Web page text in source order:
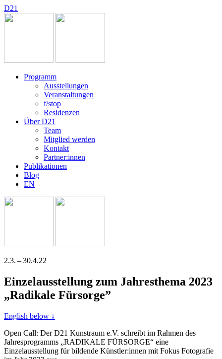
D21
Programm
Ausstellungen
Veranstaltungen
f/stop
Residenzen
Über D21
Team
Mitglied werden
Kontakt
Partner:innen
Publikationen
Blog
EN
2.3. – 30.4.22
Einzelausstellung zum Jahresthema 2023
„Radikale Fürsorge”
English below ↓
Open Call: Der D21 Kunstraum e.V. schreibt im Rahmen des
Jahresprogramms „RADIKALE FÜRSORGE“ eine
Einzelausstellung für bil­den­de Künstler:innen mit Fokus Fotografie